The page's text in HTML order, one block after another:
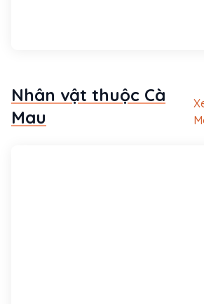
Nhân vật thuộc Cà
Mau